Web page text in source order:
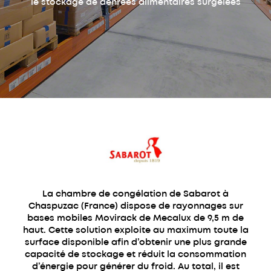
le stockage de denrées alimentaires surgelées
La chambre de congélation de Sabarot à
Chaspuzac (France) dispose de rayonnages sur
bases mobiles Movirack de Mecalux de 9,5 m de
haut. Cette solution exploite au maximum toute la
surface disponible afin d’obtenir une plus grande
capacité de stockage et réduit la consommation
d’énergie pour générer du froid. Au total, il est